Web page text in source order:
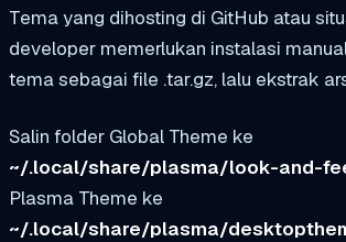
Tema yang dihosting di GitHub atau
developer memerlukan instalasi
tema sebagai file .tar.gz, lalu ekstrak
Salin folder Global Theme ke
~/.local/share/plasma/look-and-
Plasma Theme ke
~/.local/share/plasma/